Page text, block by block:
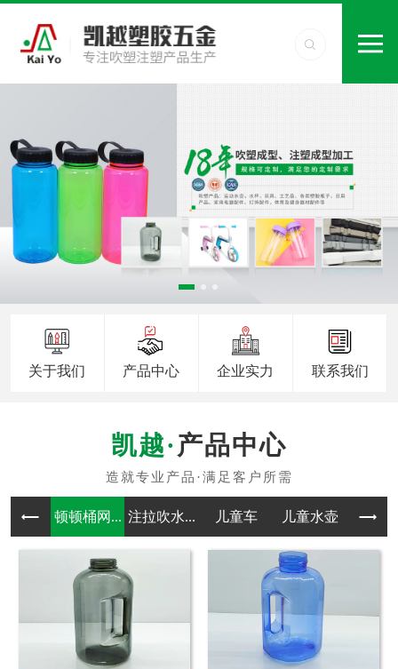
关于我们 产品中心 企业实力 联系我们
产品中心
顿顿桶网... 注拉吹水... 儿童车 儿童水壶 吹塑